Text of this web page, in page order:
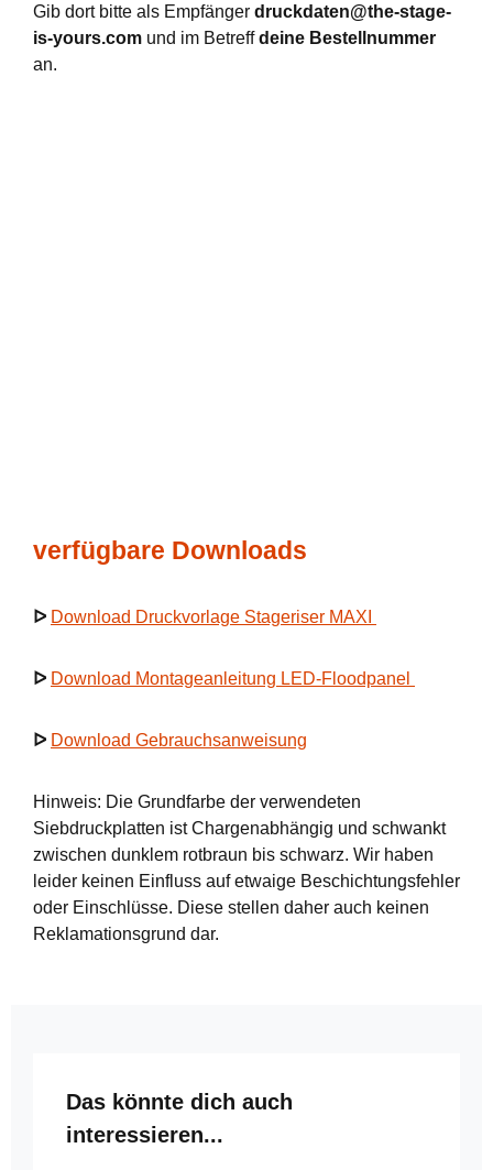
Gib dort bitte als Empfänger druckdaten@the-stage-
is-yours.com und im Betreffdeine Bestellnummer
an.
verfügbare Downloads
ᐅ Download Druckvorlage Stageriser MAXI
ᐅ Download Montageanleitung LED-Floodpanel
ᐅ Download Gebrauchsanweisung
Hinweis: Die Grundfarbe der verwendeten
Siebdruckplatten ist Chargenabhängig und schwankt
zwischen dunklem rotbraun bis schwarz. Wir haben
leider keinen Einfluss auf etwaige Beschichtungsfehler
oder Einschlüsse. Diese stellen daher auch keinen
Reklamationsgrund dar.
Produktgalerie überspringen
Das könnte dich auch
interessieren...